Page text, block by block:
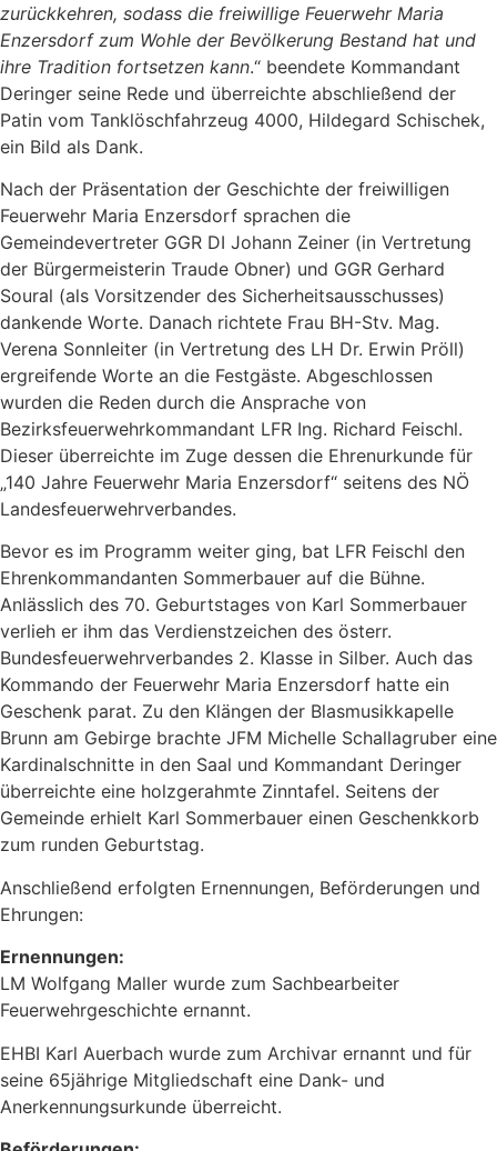
zurückkehren, sodass die freiwillige Feuerwehr Maria
Enzersdorf zum Wohle der Bevölkerung Bestand hat und
ihre Tradition fortsetzen kann.“ beendete Kommandant
Deringer seine Rede und überreichte abschließend der
Patin vom Tanklöschfahrzeug 4000, Hildegard Schischek,
ein Bild als Dank.
Nach der Präsentation der Geschichte der freiwilligen
Feuerwehr Maria Enzersdorf sprachen die
Gemeindevertreter GGR DI Johann Zeiner (in Vertretung
der Bürgermeisterin Traude Obner) und GGR Gerhard
Soural (als Vorsitzender des Sicherheitsausschusses)
dankende Worte. Danach richtete Frau BH-Stv. Mag.
Verena Sonnleiter (in Vertretung des LH Dr. Erwin Pröll)
ergreifende Worte an die Festgäste. Abgeschlossen
wurden die Reden durch die Ansprache von
Bezirksfeuerwehrkommandant LFR Ing. Richard Feischl.
Dieser überreichte im Zuge dessen die Ehrenurkunde für
„140 Jahre Feuerwehr Maria Enzersdorf“ seitens des NÖ
Landesfeuerwehrverbandes.
Bevor es im Programm weiter ging, bat LFR Feischl den
Ehrenkommandanten Sommerbauer auf die Bühne.
Anlässlich des 70. Geburtstages von Karl Sommerbauer
verlieh er ihm das Verdienstzeichen des österr.
Bundesfeuerwehrverbandes 2. Klasse in Silber. Auch das
Kommando der Feuerwehr Maria Enzersdorf hatte ein
Geschenk parat. Zu den Klängen der Blasmusikkapelle
Brunn am Gebirge brachte JFM Michelle Schallagruber eine
Kardinalschnitte in den Saal und Kommandant Deringer
überreichte eine holzgerahmte Zinntafel. Seitens der
Gemeinde erhielt Karl Sommerbauer einen Geschenkkorb
zum runden Geburtstag.
Anschließend erfolgten Ernennungen, Beförderungen und
Ehrungen:
Ernennungen:
LM Wolfgang Maller wurde zum Sachbearbeiter
Feuerwehrgeschichte ernannt.
EHBI Karl Auerbach wurde zum Archivar ernannt und für
seine 65jährige Mitgliedschaft eine Dank- und
Anerkennungsurkunde überreicht.